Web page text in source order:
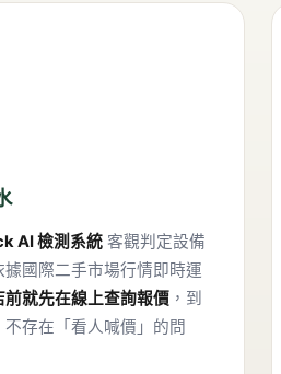
AI 檢測系統 客觀判定設備
國際二手市場行情即時運
前就先在線上查詢報價 ，到
存在「看人喊價」的問